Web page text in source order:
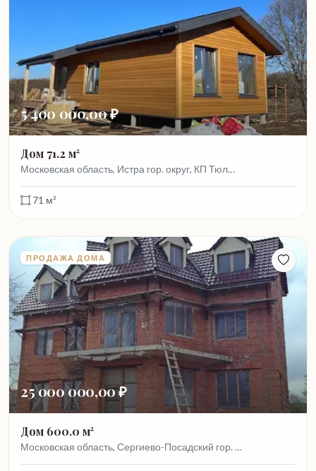
5 400 000,00 ₽
Дом 71.2 м²
Московская область, Истра гор. округ, КП Тюл…
71 м²
ПРОДАЖА ДОМА
25 000 000,00 ₽
Дом 600.0 м²
Московская область, Сергиево-Посадский гор. …